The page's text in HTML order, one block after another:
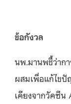
ข้อกังวล
นพ.มานพชี้ว่าก
ผสมเพื่อแก้ไขปั
เคียงจากวัคซีน